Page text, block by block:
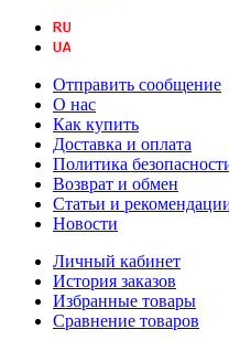
Отправить сообщение
О нас
Как купить
Доставка и оплата
Политика
Возврат и обмен
Статьи и
Новости
Личный кабинет
История заказов
Избранные товары
Сравнение товаров